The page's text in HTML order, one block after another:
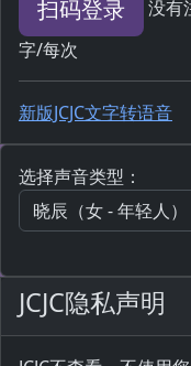
扫码登录
没有
字/每次
新版JCJC文字转语音
选择声音类型：
JCJC隐私声明